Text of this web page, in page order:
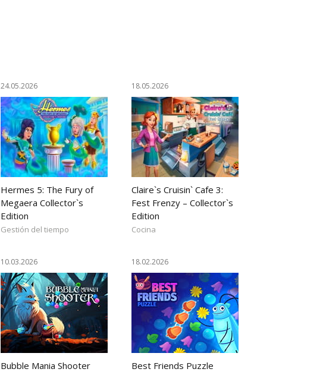
24.05.2026
Hermes 5: The Fury of
Megaera Collector`s
Edition
Gestión del tiempo
18.05.2026
Claire`s Cruisin` Cafe 3:
Fest Frenzy – Collector`s
Edition
Cocina
10.03.2026
Bubble Mania Shooter
18.02.2026
Best Friends Puzzle